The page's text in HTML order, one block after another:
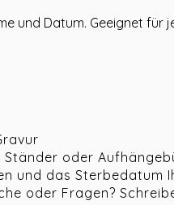
und Datum. Geeignet für
oder
und das Sterbedatum
oder Fragen?